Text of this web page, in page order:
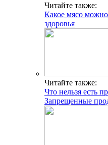
Читайте также:
Какое мясо можно
здоровья
Читайте также:
Что нельзя есть
Запрещенные